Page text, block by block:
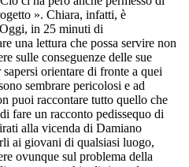
». Chiara, infatti, è
in 25 minuti di
una lettura che possa servire non
sulle conseguenze delle sue
orientare di fronte a quei
sembrare pericolosi e ad
puoi raccontare tutto quello che
fare un racconto pedissequo di
alla vicenda di Damiano
ai giovani di qualsiasi luogo,
ovunque sul problema della